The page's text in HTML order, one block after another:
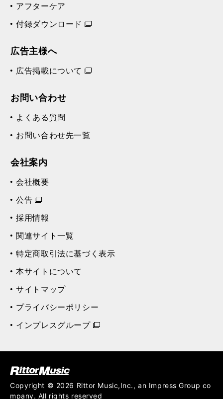
アフターケア
付録ダウンロード
広告主様へ
広告掲載について
お問い合わせ
よくある質問
お問い合わせ先一覧
会社案内
会社概要
公告
採用情報
関連サイト一覧
特定商取引法に基づく表示
本サイトについて
サイトマップ
プライバシーポリシー
インプレスグループ
ジック (Rittor Musi
Copyright © 2026 Rittor Music,Inc., an Impress Group co
mpany. All rights reserved